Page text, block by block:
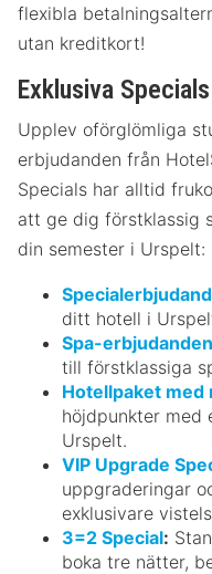
flexibla
utan kreditkort!
Exklusiva
Upplev oförglömliga
erbjudanden från
Specials har alltid
att ge dig förstklassig
din semester i Urspelt:
ditt hotell i
Spa-erbjudanden
till förstklassiga
Hotellpaket med
höjdpunkter
Urspelt.
VIP Upgrade
uppgraderingar
exklusivare
3=2 Special:
boka tre nätter,